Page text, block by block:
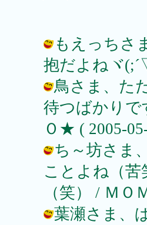
もえっちさ
抱だよねヾ
鳥さま、た
待つばかりで
Ｏ★ ( 2005-
ち～坊さま
ことよね（
（笑） / ＭＯ
葉瀬さま、